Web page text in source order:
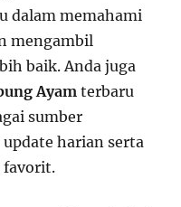
dalam memahami
mengambil
baik. Anda juga
Ayam terbaru
sumber
harian serta
favorit.